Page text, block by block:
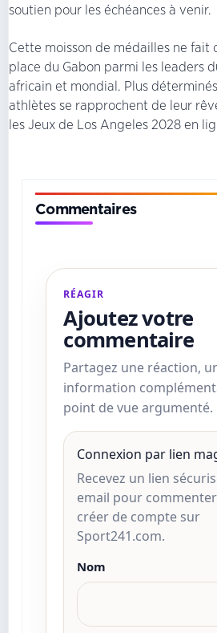
soutien pour les échéances à venir.
Cette moisson de médailles ne fait
place du Gabon parmi les leaders
africain et mondial. Plus
athlètes se rapprochent de leur
les Jeux de Los Angeles 2028 en
Commentaires
RÉAGIR
Ajoutez votre
commentaire
Partagez une réaction,
information
point de vue argumenté.
Connexion par lien
Recevez un lien
email pour
créer de compte sur
Sport241.com.
Nom